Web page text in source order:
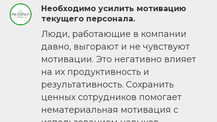
Необходимо усилить мотивацию
текущего персонала.
Люди, работающие в компании
давно, выгорают и не чувствуют
мотивации. Это негативно влияет
на их продуктивность и
результативность. Сохранить
ценных сотрудников помогает
нематериальная мотивация с